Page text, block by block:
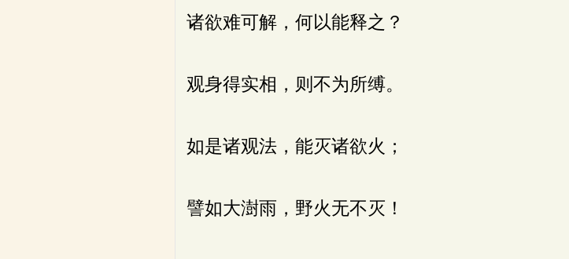
诸欲难可解，何以能释之？
观身得实相，则不为所缚。
如是诸观法，能灭诸欲火；
譬如大澍雨，野火无不灭！